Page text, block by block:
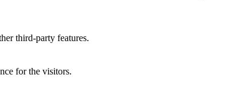
third-party features.
for the visitors.